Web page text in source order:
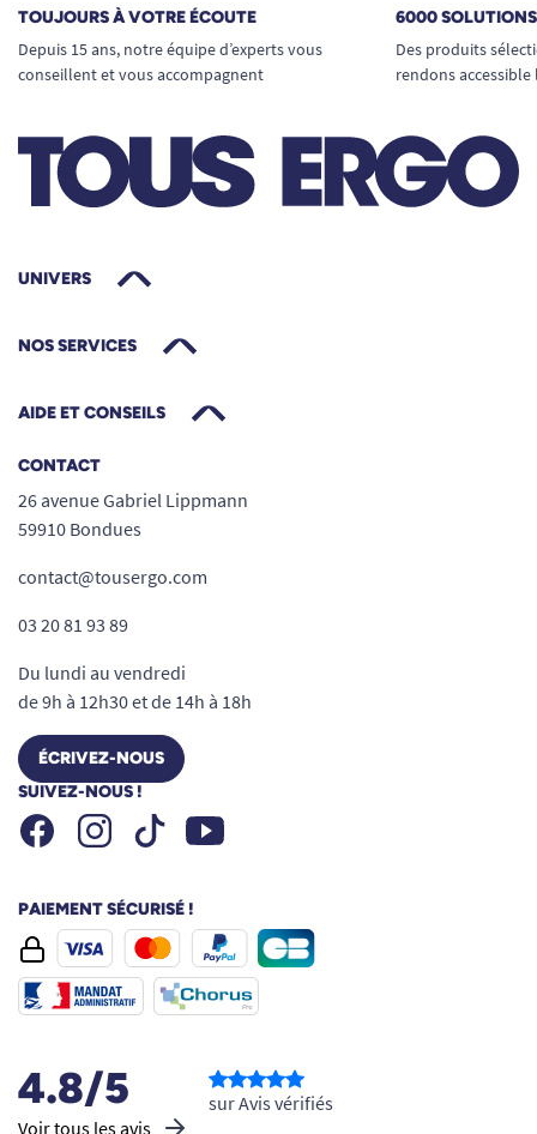
TOUJOURS À VOTRE ÉCOUTE
Depuis 15 ans, notre équipe d’experts vous
conseillent et vous accompagnent
6000
Des produits
rendons
UNIVERS
NOS SERVICES
AIDE ET CONSEILS
CONTACT
26 avenue Gabriel Lippmann
59910 Bondues
contact@tousergo.com
03 20 81 93 89
Du lundi au vendredi
de 9h à 12h30 et de 14h à 18h
ÉCRIVEZ-NOUS
SUIVEZ-NOUS !
FacebookInstagramTiktok Youtube
PAIEMENT SÉCURISÉ !
4.8/5
Voir tous les avis
sur Avis vérifiés